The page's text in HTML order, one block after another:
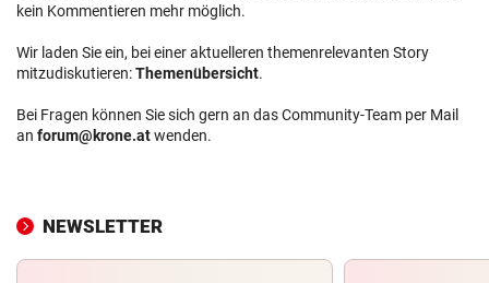
kein Kommentieren mehr möglich.
Wir laden Sie ein, bei einer aktuelleren themenrelevanten Story
mitzudiskutieren:Themenübersicht.
Bei Fragen können Sie sich gern an das Community-Team per Mail
an forum@krone.atwenden.
NEWSLETTER